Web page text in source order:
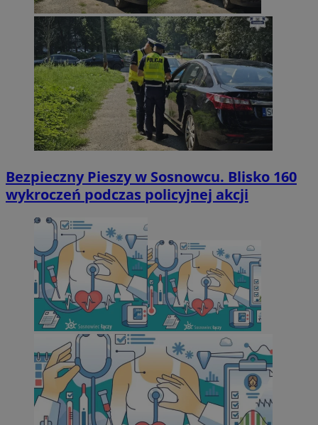
Bezpieczny Pieszy w Sosnowcu. Blisko 160
wykroczeń podczas policyjnej akcji